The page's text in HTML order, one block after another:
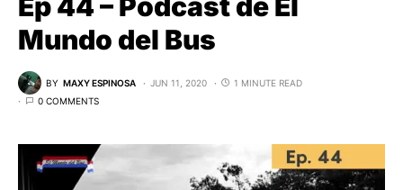
Mundo del Bus
BY MAXY ESPINOSA JUN 11, 2020
1 MINUTE READ
0 COMMENTS